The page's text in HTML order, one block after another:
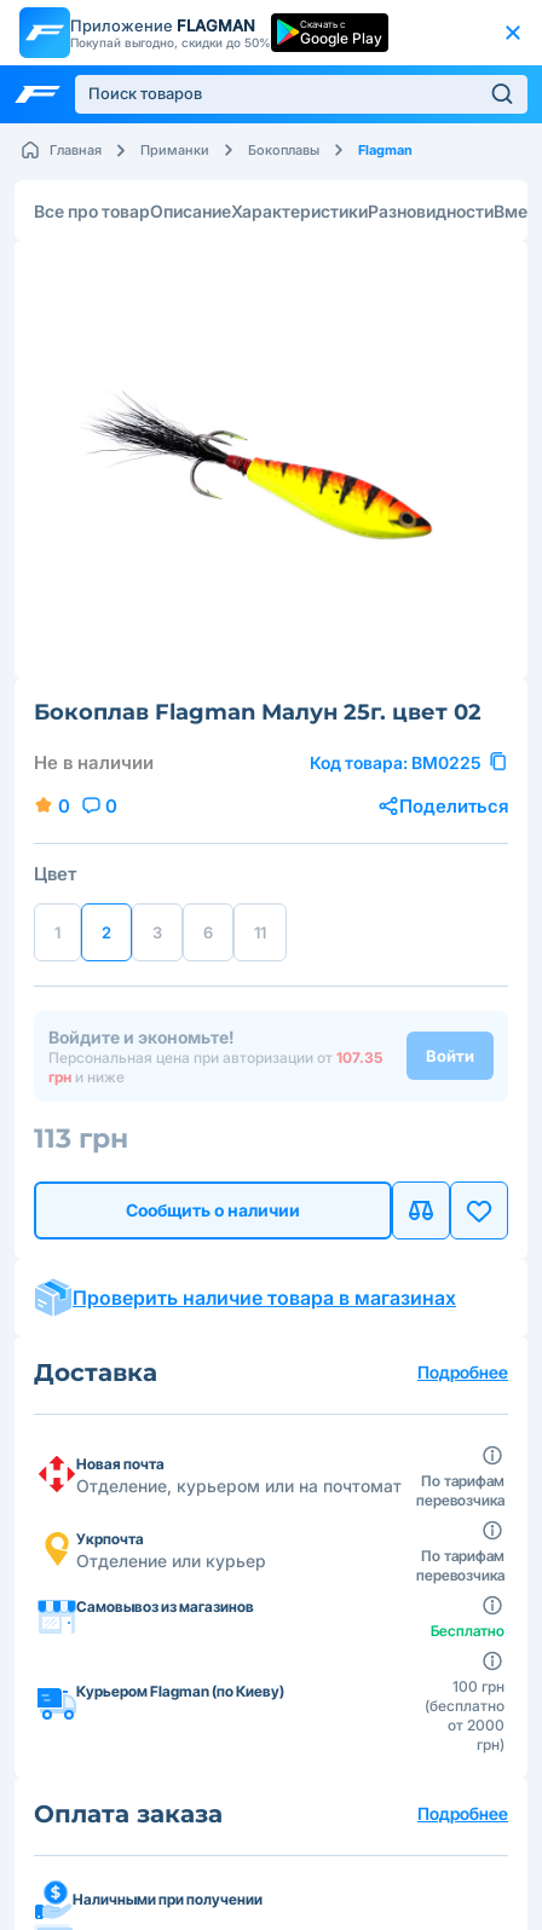
Приложение FLAGMAN
Покупай выгодно, скидки до 50%
Скачать с
Google Play
Главная Приманки Бокоплавы Flagman
Все про товарОписаниеХарактеристикиРазновидности
Бокоплав Flagman Малун 25г. цвет 02
Не в наличии Код товара: BM0225
0 0 Поделиться
Цвет
1 2 3 6 11
Войдите и экономьте!
Персональная цена при авторизации от 107.35
грн и ниже
Войти
113 грн
Сообщить о наличии
Проверить наличие товара в магазинах
Доставка Подробнее
Новая почта
Отделение, курьером или на почтомат
По тарифам
перевозчика
Укрпочта
Отделение или курьер
По тарифам
перевозчика
Самовывоз из магазинов
Бесплатно
Курьером Flagman (по Киеву)
100 грн
(бесплатно
от 2000
грн)
Оплата заказа Подробнее
Наличными при получении